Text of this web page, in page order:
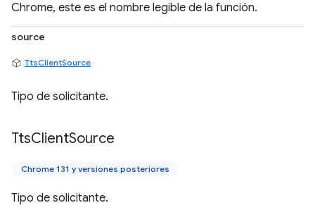
Chrome, este es el nombre legible de la función.
source
TtsClientSource
Tipo de solicitante.
TtsClientSource
Chrome 131 y versiones posteriores
Tipo de solicitante.